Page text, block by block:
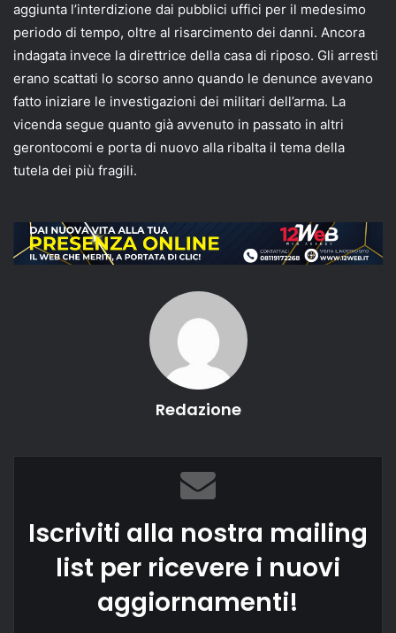
aggiunta l’interdizione dai pubblici uffici per il medesimo
periodo di tempo, oltre al risarcimento dei danni. Ancora
indagata invece la direttrice della casa di riposo. Gli arresti
erano scattati lo scorso anno quando le denunce avevano
fatto iniziare le investigazioni dei militari dell’arma. La
vicenda segue quanto già avvenuto in passato in altri
gerontocomi e porta di nuovo alla ribalta il tema della
tutela dei più fragili.
Redazione
Iscriviti alla nostra mailing
list per ricevere i nuovi
aggiornamenti!